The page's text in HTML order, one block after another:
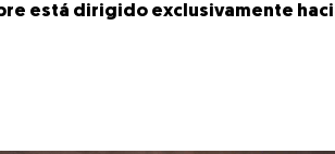
está dirigido exclusivamente